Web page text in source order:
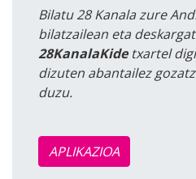
Bilatu 28 Kanala zure
bilatzailean eta
28KanalaKidetxartel
dizuten abantailez
duzu.
APLIKAZIOA